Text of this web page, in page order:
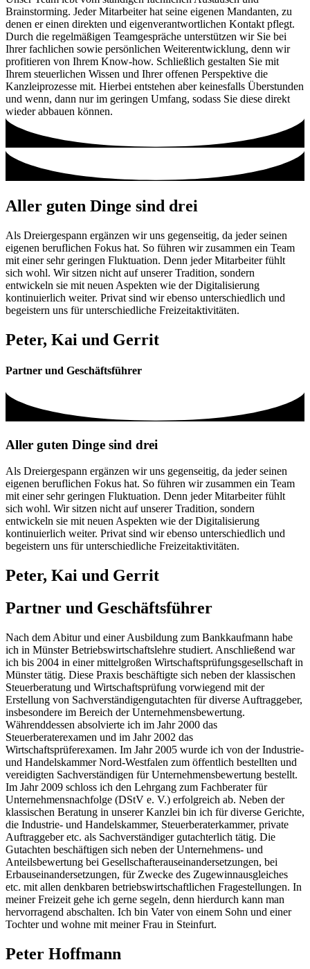
Brainstorming. Jeder Mitarbeiter hat seine eigenen Mandanten, zu
denen er einen direkten und eigenverantwortlichen Kontakt pflegt.
Durch die regelmäßigen Teamgespräche unterstützen wir Sie bei
Ihrer fachlichen sowie persönlichen Weiterentwicklung, denn wir
profitieren von Ihrem Know-how. Schließlich gestalten Sie mit
Ihrem steuerlichen Wissen und Ihrer offenen Perspektive die
Kanzleiprozesse mit. Hierbei entstehen aber keinesfalls Überstunden
und wenn, dann nur im geringen Umfang, sodass Sie diese direkt
wieder abbauen können.
Aller guten Dinge sind drei
Als Dreiergespann ergänzen wir uns gegenseitig, da jeder seinen
eigenen beruflichen Fokus hat. So führen wir zusammen ein Team
mit einer sehr geringen Fluktuation. Denn jeder Mitarbeiter fühlt
sich wohl. Wir sitzen nicht auf unserer Tradition, sondern
entwickeln sie mit neuen Aspekten wie der Digitalisierung
kontinuierlich weiter. Privat sind wir ebenso unterschiedlich und
begeistern uns für unterschiedliche Freizeitaktivitäten.
Peter, Kai und Gerrit
Partner und Geschäftsführer
Aller guten Dinge sind drei
Als Dreiergespann ergänzen wir uns gegenseitig, da jeder seinen
eigenen beruflichen Fokus hat. So führen wir zusammen ein Team
mit einer sehr geringen Fluktuation. Denn jeder Mitarbeiter fühlt
sich wohl. Wir sitzen nicht auf unserer Tradition, sondern
entwickeln sie mit neuen Aspekten wie der Digitalisierung
kontinuierlich weiter. Privat sind wir ebenso unterschiedlich und
begeistern uns für unterschiedliche Freizeitaktivitäten.
Peter, Kai und Gerrit
Partner und Geschäftsführer
Nach dem Abitur und einer Ausbildung zum Bankkaufmann habe
ich in Münster Betriebswirtschaftslehre studiert. Anschließend war
ich bis 2004 in einer mittelgroßen Wirtschaftsprüfungsgesellschaft in
Münster tätig. Diese Praxis beschäftigte sich neben der klassischen
Steuerberatung und Wirtschaftsprüfung vorwiegend mit der
Erstellung von Sachverständigengutachten für diverse Auftraggeber,
insbesondere im Bereich der Unternehmensbewertung.
Währenddessen absolvierte ich im Jahr 2000 das
Steuerberaterexamen und im Jahr 2002 das
Wirtschaftsprüferexamen. Im Jahr 2005 wurde ich von der Industrie-
und Handelskammer Nord-Westfalen zum öffentlich bestellten und
vereidigten Sachverständigen für Unternehmensbewertung bestellt.
Im Jahr 2009 schloss ich den Lehrgang zum Fachberater für
Unternehmensnachfolge (DStV e. V.) erfolgreich ab. Neben der
klassischen Beratung in unserer Kanzlei bin ich für diverse Gerichte,
die Industrie- und Handelskammer, Steuerberaterkammer, private
Auftraggeber etc. als Sachverständiger gutachterlich tätig. Die
Gutachten beschäftigen sich neben der Unternehmens- und
Anteilsbewertung bei Gesellschafterauseinandersetzungen, bei
Erbauseinandersetzungen, für Zwecke des Zugewinnausgleiches
etc. mit allen denkbaren betriebswirtschaftlichen Fragestellungen. In
meiner Freizeit gehe ich gerne segeln, denn hierdurch kann man
hervorragend abschalten. Ich bin Vater von einem Sohn und einer
Tochter und wohne mit meiner Frau in Steinfurt.
Peter Hoffmann